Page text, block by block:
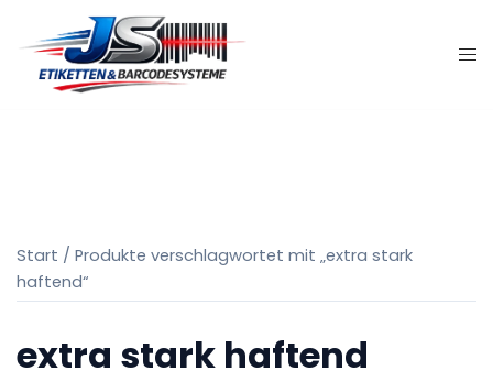
Inhalt
springen
Start / Produkte verschlagwortet mit „extra stark
haftend“
extra stark haftend